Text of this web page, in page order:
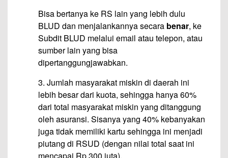
Bisa bertanya ke RS lain yang lebih dulu
BLUD dan menjalankannya secara benar, ke
Subdit BLUD melalui email atau telepon, atau
sumber lain yang bisa
dipertanggungjawabkan.
3. Jumlah masyarakat miskin di daerah ini
lebih besar dari kuota, sehingga hanya 60%
dari total masyarakat miskin yang ditanggung
oleh asuransi. Sisanya yang 40% kebanyakan
juga tidak memiliki kartu sehingga ini menjadi
piutang di RSUD (dengan nilai total saat ini